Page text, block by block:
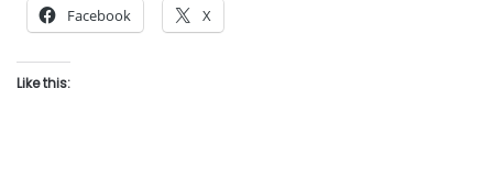
Facebook X
Like this: